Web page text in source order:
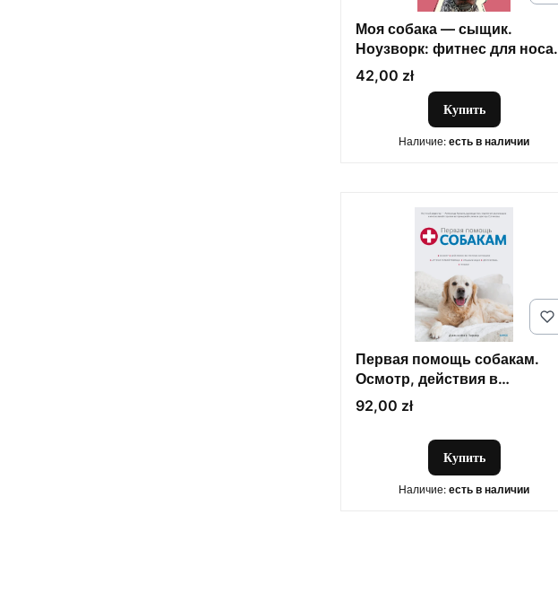
Моя собака — сыщик.
Ноузворк: фитнес для носа.
От увлечения до
соревнований
Цена
42,00 zł
Купить
Наличие: есть в наличии
Первая помощь собакам.
Осмотр, действия в
экстренных ситуациях,
аптечка первой помощи,
социализация,
Цена
92,00 zł
Купить
Наличие: есть в наличии